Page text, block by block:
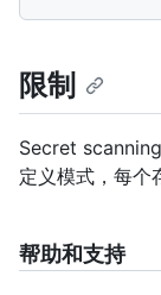
限制
Secret
定义模式，每个
帮助和支持